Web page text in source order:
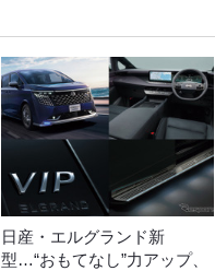
日産・エルグランド新
型…“おもてなし”力アップ、